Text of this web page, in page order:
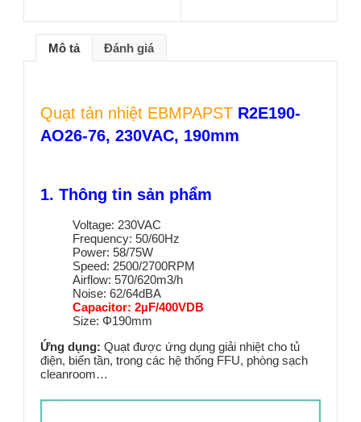
Mô tả Đánh giá
Quạt tản nhiệt EBMPAPST R2E190-
AO26-76, 230VAC, 190mm
1. Thông tin sản phẩm
Voltage: 230VAC
Frequency: 50/60Hz
Power: 58/75W
Speed: 2500/2700RPM
Airflow: 570/620m3/h
Noise: 62/64dBA
Capacitor: 2µF/400VDB
Size: Φ190mm
Ứng dụng: Quạt được ứng dụng giải nhiệt cho tủ
điện, biến tần, trong các hệ thống FFU, phòng sạch
cleanroom…